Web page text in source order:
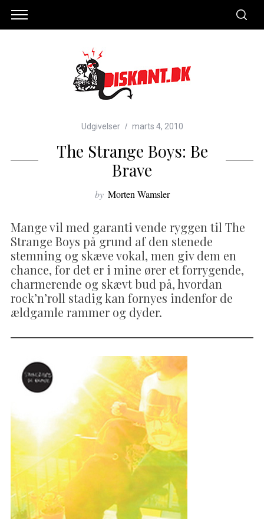
Udgivelser marts 4, 2010
The Strange Boys: Be
Brave
by Morten Wamsler
Mange vil med garanti vende ryggen til The
Strange Boys på grund af den stenede
stemning og skæve vokal, men giv dem en
chance, for det er i mine ører et forrygende,
charmerende og skævt bud på, hvordan
rock’n’roll stadig kan fornyes indenfor de
ældgamle rammer og dyder.